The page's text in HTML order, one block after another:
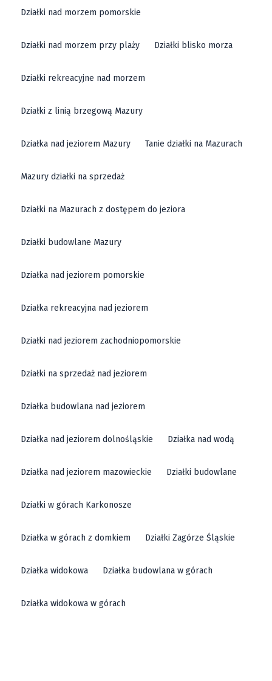
Działki nad morzem pomorskie
Działki nad morzem przy plaży Działki blisko morza
Działki rekreacyjne nad morzem
Działki z linią brzegową Mazury
Działka nad jeziorem Mazury Tanie działki na Mazurach
Mazury działki na sprzedaż
Działki na Mazurach z dostępem do jeziora
Działki budowlane Mazury
Działka nad jeziorem pomorskie
Działka rekreacyjna nad jeziorem
Działki nad jeziorem zachodniopomorskie
Działki na sprzedaż nad jeziorem
Działka budowlana nad jeziorem
Działka nad jeziorem dolnośląskie Działka nad wodą
Działka nad jeziorem mazowieckie Działki budowlane
Działki w górach Karkonosze
Działka w górach z domkiem Działki Zagórze Śląskie
Działka widokowa Działka budowlana w górach
Działka widokowa w górach